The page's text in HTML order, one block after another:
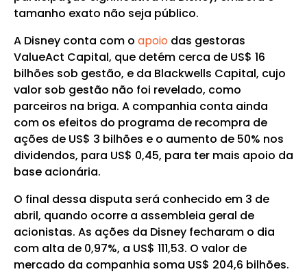
tamanho exato não seja público.
A Disney conta com o apoiodas gestoras
ValueAct Capital, que detém cerca de US$ 16
bilhões sob gestão, e da Blackwells Capital, cujo
valor sob gestão não foi revelado, como
parceiros na briga. A companhia conta ainda
com os efeitos do programa de recompra de
ações de US$ 3 bilhões e o aumento de 50% nos
dividendos, para US$ 0,45, para ter mais apoio da
base acionária.
O final dessa disputa será conhecido em 3 de
abril, quando ocorre a assembleia geral de
acionistas. As ações da Disney fecharam o dia
com alta de 0,97%, a US$ 111,53. O valor de
mercado da companhia soma US$ 204,6 bilhões.